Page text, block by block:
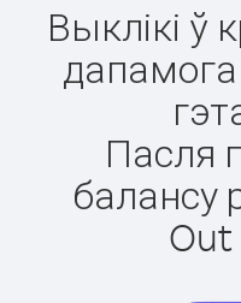
Выклікі ў
Пасля
балансу